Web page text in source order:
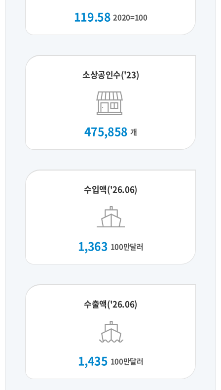
119.58 2020=100
소상공인수('23)
475,858 개
수입액('26.06)
1,363 100만달러
수출액('26.06)
1,435 100만달러